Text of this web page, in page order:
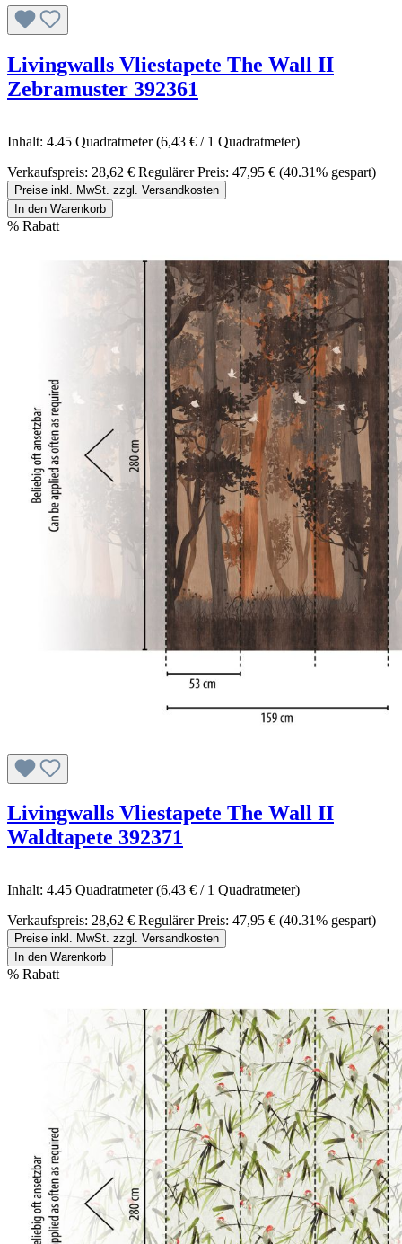
Livingwalls Vliestapete The Wall II
Zebramuster 392361
Inhalt: 4.45 Quadratmeter(6,43 € / 1 Quadratmeter)
Verkaufspreis: 28,62 € Regulärer Preis: 47,95 € (40.31% gespart)
Preise inkl. MwSt. zzgl. Versandkosten
In den Warenkorb
% Rabatt
Livingwalls Vliestapete The Wall II
Waldtapete 392371
Inhalt: 4.45 Quadratmeter(6,43 € / 1 Quadratmeter)
Verkaufspreis: 28,62 € Regulärer Preis: 47,95 € (40.31% gespart)
Preise inkl. MwSt. zzgl. Versandkosten
In den Warenkorb
% Rabatt